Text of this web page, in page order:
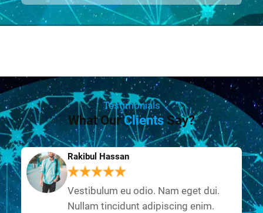
Testimonials
What OurClients Say?
Rakibul Hassan
Vestibulum eu odio. Nam eget dui.
Nullam tincidunt adipiscing enim.